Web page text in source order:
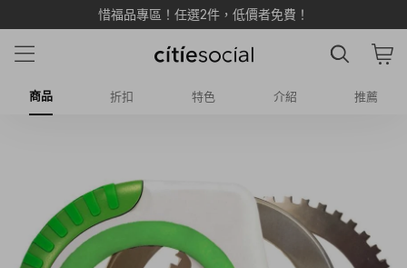
惜福品專區！任選2件，低價者免費！
商品 折扣 特色 介紹 推薦